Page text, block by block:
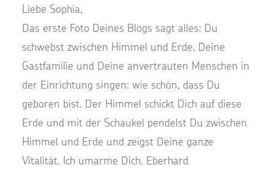
Liebe Sophia,
Das erste Foto Deines Blogs sagt alles: Du
schwebst zwischen Himmel und Erde. Deine
Gastfamilie und Deine anvertrauten Menschen in
der Einrichtung singen: wie schön, dass Du
geboren bist. Der Himmel schickt Dich auf diese
Erde und mit der Schaukel pendelst Du zwischen
Himmel und Erde und zeigst Deine ganze
Vitalität. Ich umarme Dich. Eberhard